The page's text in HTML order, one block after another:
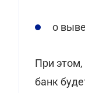
о
При
банк